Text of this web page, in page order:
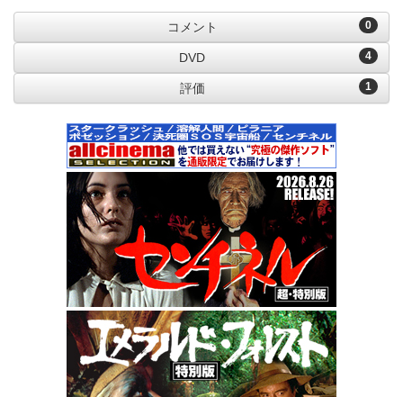
0
コメント
4
DVD
1
評価